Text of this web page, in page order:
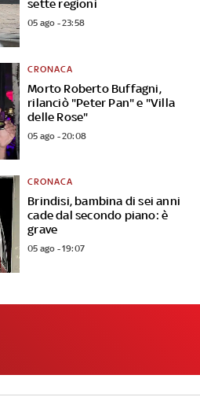
sette regioni
05 ago - 23:58
Morto Roberto Buffagni,
rilanciò "Peter Pan" e "Villa
delle Rose"
CRONACA
05 ago - 20:08
Brindisi, bambina di sei anni
cade dal secondo piano: è
grave
CRONACA
05 ago - 19:07